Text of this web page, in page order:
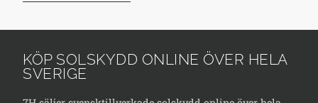
KÖP SOLSKYDD ONLINE ÖVER HELA
SVERIGE